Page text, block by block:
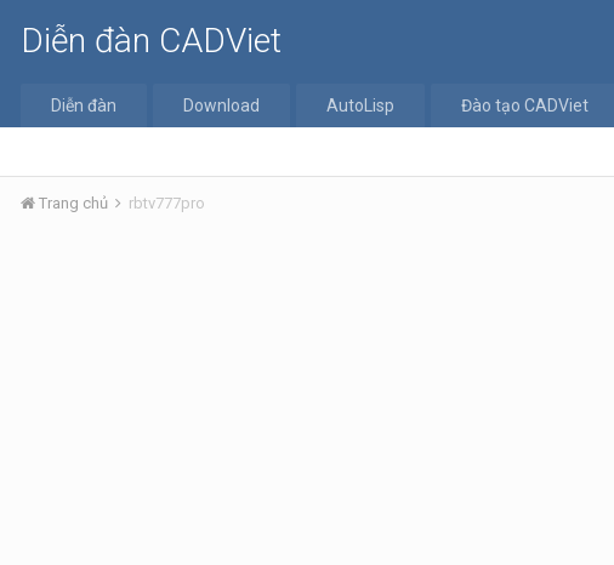
Diễn đàn CADViet
Diễn đàn Download AutoLisp Đào tạo CADViet
Trang chủ rbtv777pro